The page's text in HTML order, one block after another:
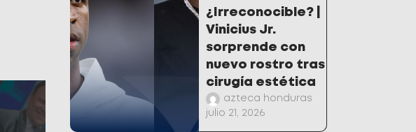
¿Irreconocible? |
Vinicius Jr.
sorprende con
nuevo rostro tras
cirugía estética
azteca honduras
julio 21, 2026